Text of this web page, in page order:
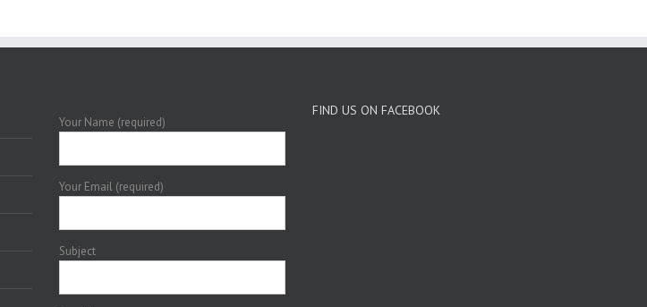
Your Name (required)
Your Email (required)
Subject
FIND US ON FACEBOOK